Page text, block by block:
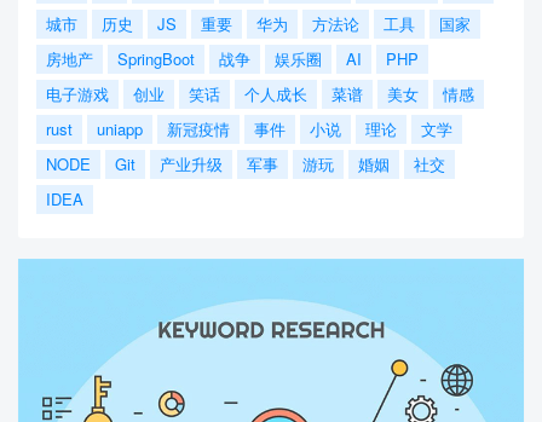
城市
历史 JS 重要 华为 方法论 工具
国家
房地产
SpringBoot 战争 娱乐圈 AI
PHP
电子游戏
创业 笑话 个人成长 菜谱 美女
情感
rust
uniapp 新冠疫情 事件 小说 理论
文学
NODE
Git 产业升级 军事 游玩 婚姻
社交
IDEA